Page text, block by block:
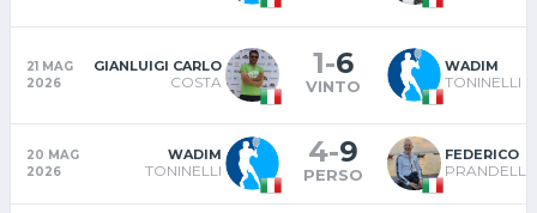
21 MAG
2026
GIANLUIGI CARLO
COSTA
1-6
VINTO
WADIM
TONINELLI
20 MAG
2026
WADIM
TONINELLI
4-9
PERSO
FEDERICO
PRANDELLI